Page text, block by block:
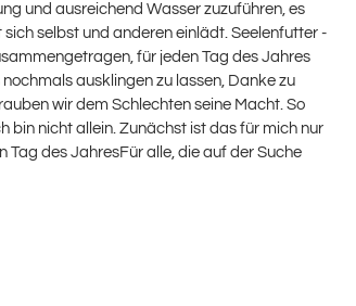
und ausreichend Wasser zuzuführen, es
selbst und anderen einlädt. Seelenfutter -
für jeden Tag des Jahres
ausklingen zu lassen, Danke zu
wir dem Schlechten seine Macht. So
bin nicht allein. Zunächst ist das für mich nur
des JahresFür alle, die auf der Suche